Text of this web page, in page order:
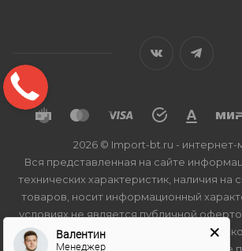
2026 © Import-bt.ru - интернет-
Вся представленная на сайте
технических характеристик, наличия на
товаров, носит информационный
условиях не является публичной
положениями Статьи 437(2)
Валентин
Менеджер